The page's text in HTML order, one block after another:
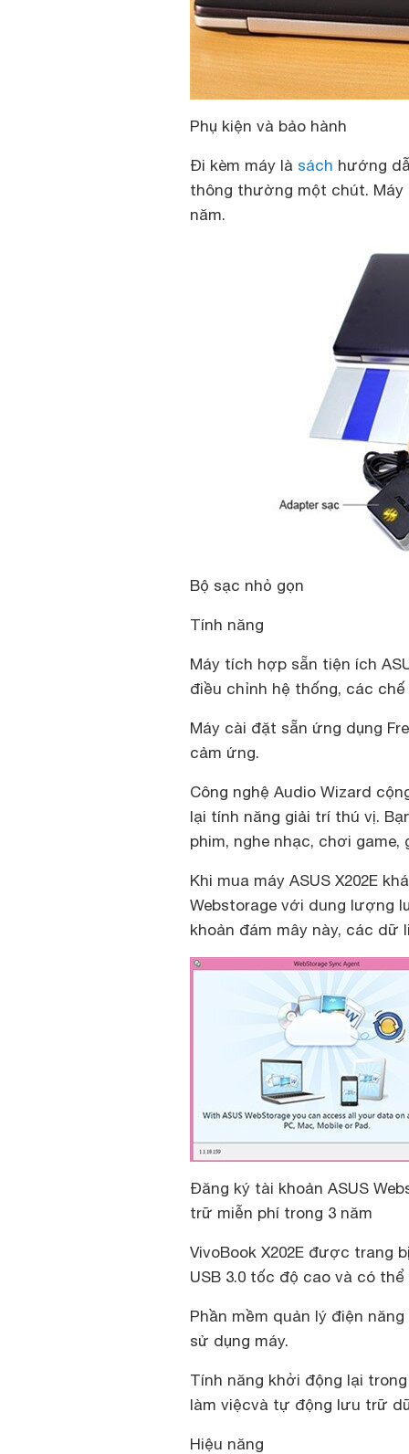
Phụ kiện và bảo hành
Đi kèm máy là sách hướng
thông thường một chút. Máy
năm.
Bộ sạc nhỏ gọn
Tính năng
Máy tích hợp sẵn tiện ích
điều chỉnh hệ thống, các
Máy cài đặt sẵn ứng dụng
cảm ứng.
Công nghệ Audio Wizard
lại tính năng giải trí thú vị.
phim, nghe nhạc, chơi
Khi mua máy ASUS X202E
Webstorage với dung lượng
khoản đám mây này, các
Đăng ký tài khoản ASUS
trữ miễn phí trong 3 năm
VivoBook X202E được trang
USB 3.0 tốc độ cao và có
Phần mềm quản lý điện
sử dụng máy.
Tính năng khởi động lại
làm việcvà tự động lưu trữ
Hiệu năng